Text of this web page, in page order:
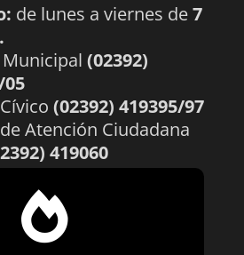
de lunes a viernes de7
Municipal (02392)
05
(02392) 419395/97
Atención Ciudadana
419060
